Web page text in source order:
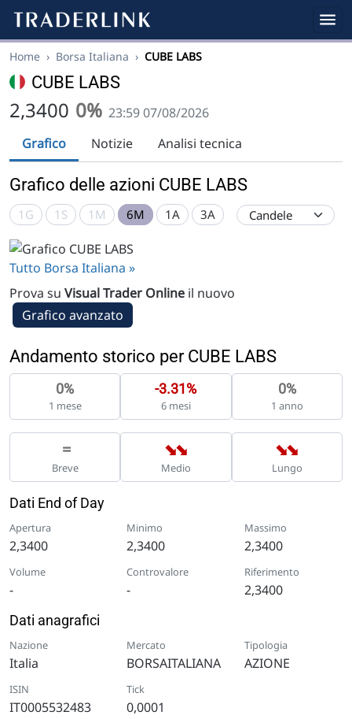
Home › Borsa Italiana › CUBE LABS
CUBE LABS
2,3400 0% 23:59 07/08/2026
Grafico
Notizie Analisi tecnica
Grafico delle azioni CUBE LABS
1G 1S 1M 6M 1A 3A
Tutto Borsa Italiana »
Prova su Visual Trader Online il nuovo
Grafico avanzato
Andamento storico per CUBE LABS
0%
1 mese
-3.31%
6 mesi
0%
1 anno
=
Breve
➡
➡
Medio
➡
➡
Lungo
Dati End of Day
Apertura
2,3400
Minimo
2,3400
Massimo
2,3400
Volume
-
Controvalore
-
Riferimento
2,3400
Dati anagrafici
Nazione
Italia
Mercato
BORSAITALIANA
Tipologia
AZIONE
ISIN
IT0005532483
Tick
0,0001